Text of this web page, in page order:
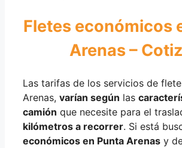
Fletes económicos
Arenas –
Las tarifas de los servicios de
Arenas, varían según las
camión que necesite para el
kilómetros a recorrer. Si está
económicos en Punta Arenas y